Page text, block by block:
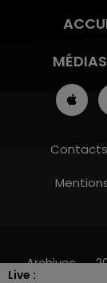
Live :
MÉDIAS
Contacts
Archives